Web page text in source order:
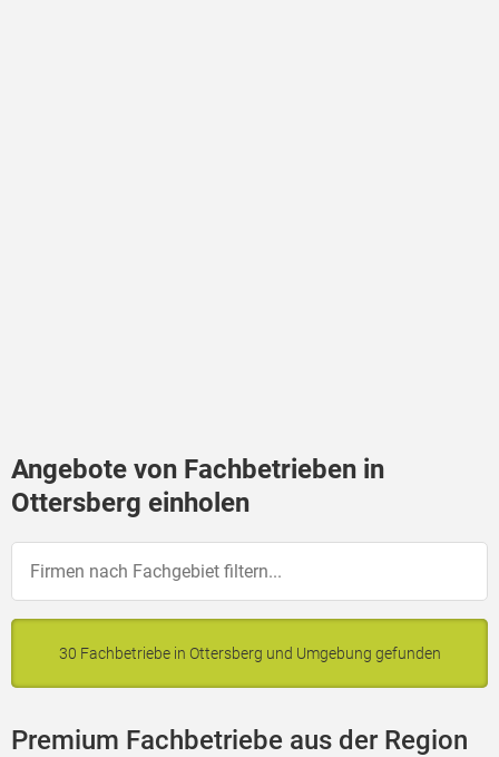
Angebote von Fachbetrieben in
Ottersberg einholen
30 Fachbetriebe in Ottersberg und Umgebung gefunden
Premium Fachbetriebe aus der Region